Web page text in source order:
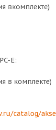
вкомплекте)
E:
в комплекте)
catalog/